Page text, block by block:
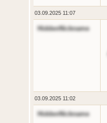
03.09.2025 11:07
HiddenNickname
03.09.2025 11:02
HiddenNickname